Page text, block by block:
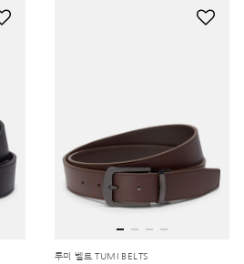
투미 벨트 TUMI BELTS